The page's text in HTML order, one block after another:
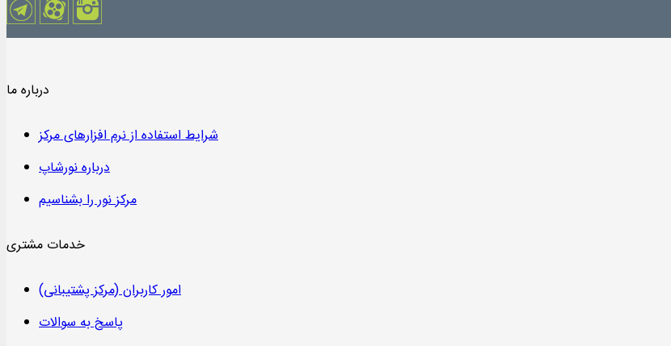
درباره ما
شرایط استفاده از نرم افزارهای مرکز
درباره نورشاپ
مرکز نور را بشناسیم
خدمات مشتری
امور کاربران (مرکز پشتیبانی)
پاسخ به سوالات